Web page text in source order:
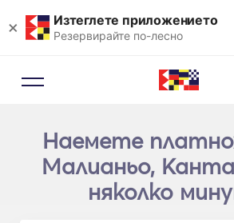
× Изтеглете приложението
Резервирайте по-лесно
Наемете
Малианьо,
няколко